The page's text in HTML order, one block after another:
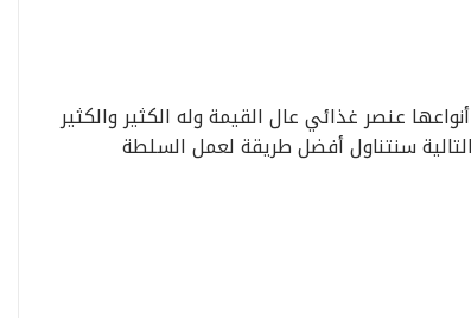
عنصر غذائي عال القيمة وله الكثير والكثير
سنتناول أفضل طريقة لعمل السلطة